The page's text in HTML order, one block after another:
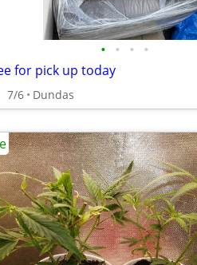
• • • •
for pick up today
7/6 Dundas